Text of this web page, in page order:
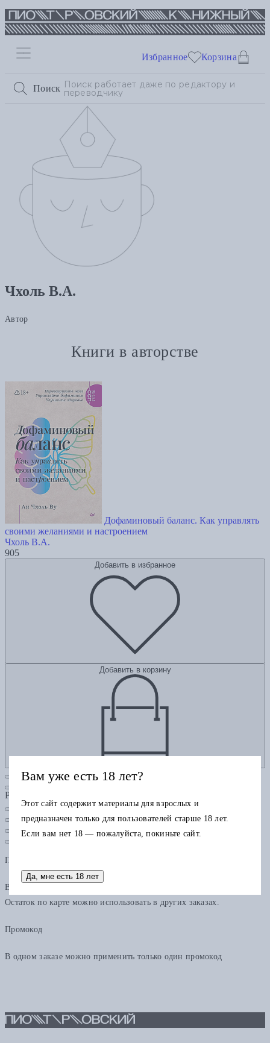
Поиск
Избранное Корзина
Чхоль В.А.
Автор
Книги в авторстве
Дофаминовый баланс. Как управлять
своими желаниями и настроением
Чхоль В.А.
905
Добавить в избранное
Добавить в корзину
Рубрики
Подарочная карта
В одном заказе можно применить только одну подарочную карту.
Остаток по карте можно использовать в других заказах.
Промокод
В одном заказе можно применить только один промокод
Вам уже есть 18 лет?
Этот сайт содержит материалы для взрослых и
предназначен только для пользователей старше 18 лет.
Если вам нет 18 — пожалуйста, покиньте сайт.
Да, мне есть 18 лет